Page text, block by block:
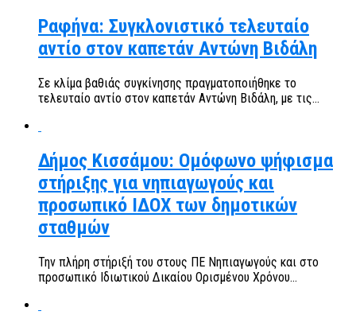
Ραφήνα: Συγκλονιστικό τελευταίο
αντίο στον καπετάν Αντώνη Βιδάλη
Σε κλίμα βαθιάς συγκίνησης πραγματοποιήθηκε το
τελευταίο αντίο στον καπετάν Αντώνη Βιδάλη, με τις...
Δήμος Κισσάμου: Ομόφωνο ψήφισμα
στήριξης για νηπιαγωγούς και
προσωπικό ΙΔΟΧ των δημοτικών
σταθμών
Την πλήρη στήριξή του στους ΠΕ Νηπιαγωγούς και στο
προσωπικό Ιδιωτικού Δικαίου Ορισμένου Χρόνου...